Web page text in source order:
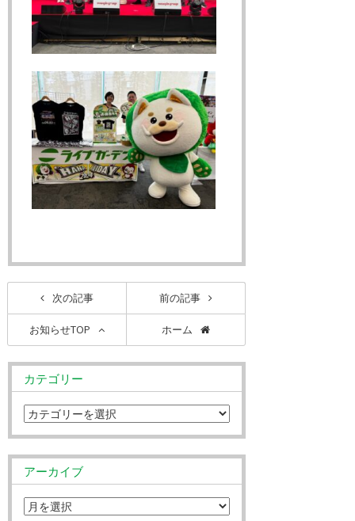
次の記事 前の記事
お知らせTOP ホーム
カテゴリー
アーカイブ